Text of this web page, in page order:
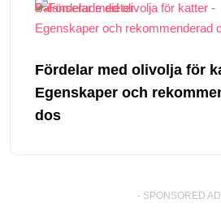
Balanserade dieter
Fördelar med olivolja för
Egenskaper och
dos
- SPONSORED